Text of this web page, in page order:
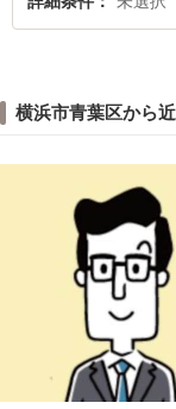
横浜市青葉区から